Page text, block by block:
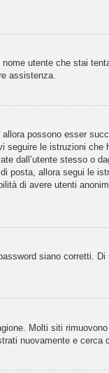
utente che stai
assistenza.
possono esser
seguire le istruzioni
dall’utente stesso o
posta, allora segui le
di avere utenti
siano corretti.
Molti siti
nuovamente e cerca